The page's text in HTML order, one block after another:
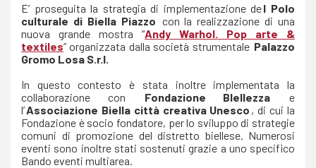
E’ proseguita la strategia di implementazione del Polo
culturale di Biella Piazzo con la realizzazione di una
nuova grande mostra “Andy Warhol. Pop arte &
textiles” organizzata dalla società strumentale Palazzo
Gromo Losa S.r.l.
In questo contesto è stata inoltre implementata la
collaborazione con
Fondazione BIellezza
e
l’Associazione Biella città creativa Unesco , di cui la
Fondazione è socio fondatore, per lo sviluppo di strategie
comuni di promozione del distretto biellese. Numerosi
eventi sono inoltre stati sostenuti grazie a uno specifico
Bando eventi multiarea.